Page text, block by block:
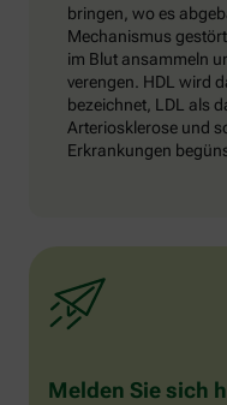
bringen, wo es
Mechanismus
im Blut ansammeln
verengen. HDL wird
bezeichnet, LDL als
Arteriosklerose und
Erkrankungen
Melden Sie sich